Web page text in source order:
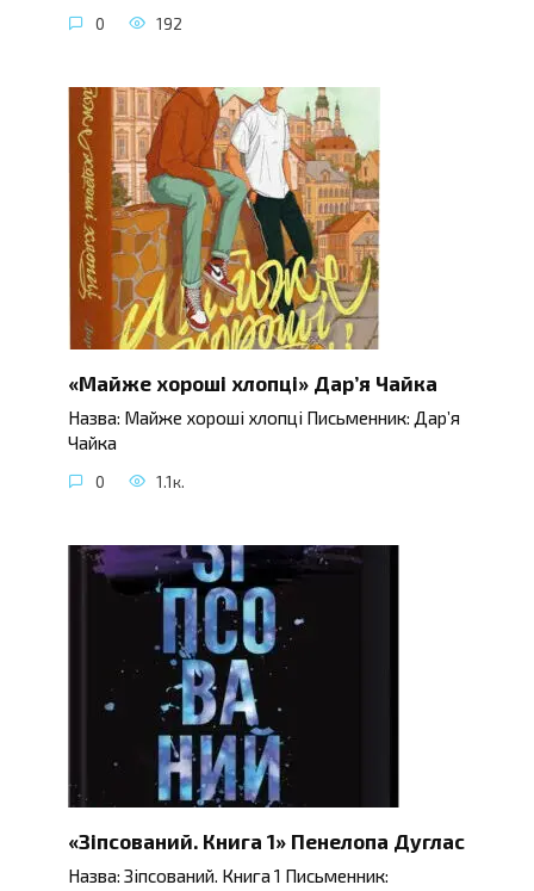
0 192
«Майже хороші хлопці» Дар’я Чайка
Назва: Майже хороші хлопці Письменник: Дар’я
Чайка
0 1.1к.
«Зіпсований. Книга 1» Пенелопа Дуглас
Назва: Зіпсований. Книга 1 Письменник: